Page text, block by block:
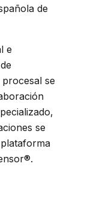
de
e
se
se